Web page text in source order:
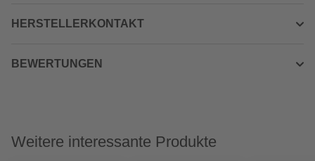
HERSTELLERKONTAKT
BEWERTUNGEN
Weitere interessante Produkte